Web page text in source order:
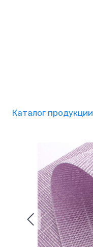
Каталог продукции